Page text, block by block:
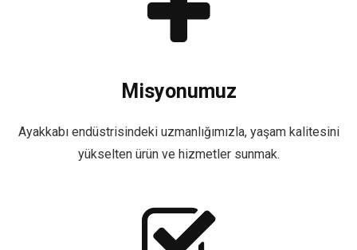
Misyonumuz
Ayakkabı endüstrisindeki uzmanlığımızla, yaşam kalitesini
yükselten ürün ve hizmetler sunmak.